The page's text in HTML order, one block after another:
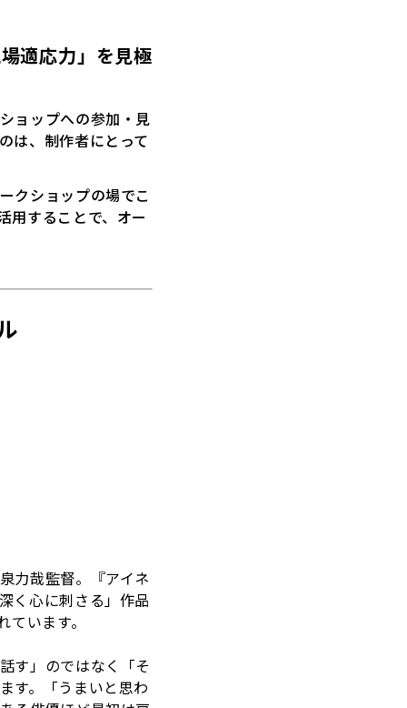
適応力」を見極
ョップへの参加・見
は、制作者にとって
クショップの場でこ
用することで、オー
力哉監督。『アイネ
く心に刺さる」作品
います。
す」のではなく「そ
す。「うまいと思わ